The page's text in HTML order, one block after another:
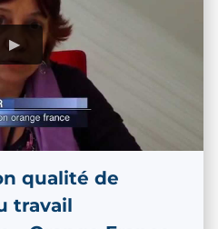
qualité de
travail